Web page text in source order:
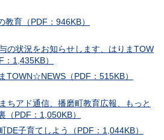
教育（PDF：946KB）
の状況をお知らせします、はりまTOW
1,435KB）
TOWN☆NEWS（PDF：515KB）
ちアド通信、播磨町教育広報、もっと
（PDF：1,050KB）
DE子育てしよう（PDF：1,044KB）